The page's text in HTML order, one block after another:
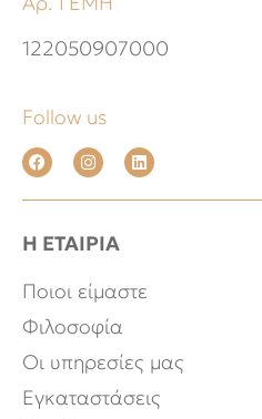
122050907000
Follow us
Η ΕΤΑΙΡΙΑ
Ποιοι είμαστε
Φιλοσοφία
Οι υπηρεσίες μας
Εγκαταστάσεις